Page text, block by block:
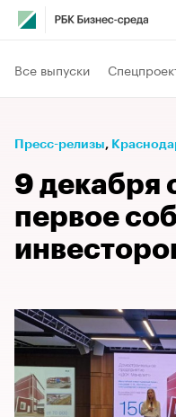
Все выпуски
Пресс-релизы⁠,
9 декабря
первое